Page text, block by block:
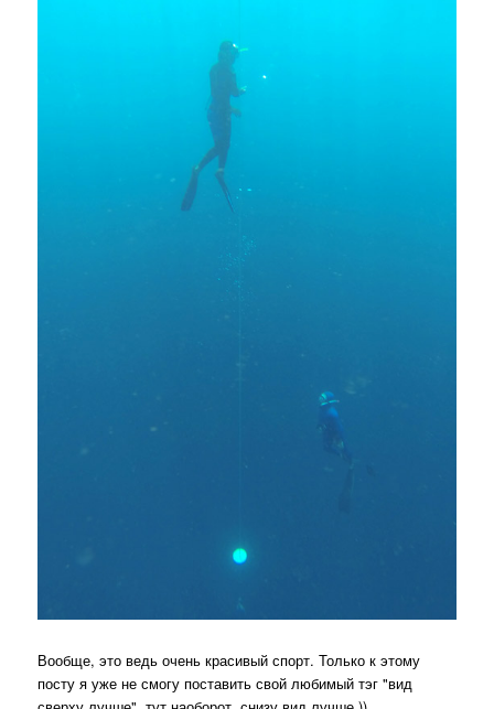
Вообще, это ведь очень красивый спорт. Только к этому
посту я уже не смогу поставить свой любимый тэг "вид